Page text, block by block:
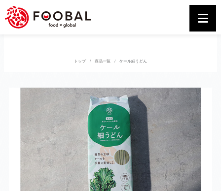
トップ 商品一覧 ケール細うどん